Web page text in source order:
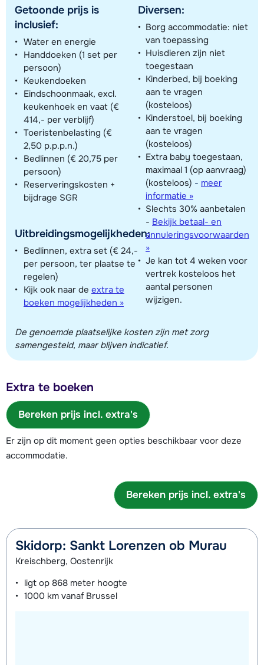
Getoonde prijs is
inclusief:
Water en energie
Handdoeken (1 set per
persoon)
Keukendoeken
Eindschoonmaak, excl.
keukenhoek en vaat (€
414,- per verblijf)
Toeristenbelasting (€
2,50 p.p.p.n.)
Bedlinnen (€ 20,75 per
persoon)
Reserveringskosten +
bijdrage SGR
Uitbreidingsmogelijkheden:
Bedlinnen, extra set (€ 24,-
per persoon, ter plaatse te
regelen)
Kijk ook naar de extra te
boeken mogelijkheden »
Diversen:
Borg accommodatie: niet
van toepassing
Huisdieren zijn niet
toegestaan
Kinderbed, bij boeking
aan te vragen
(kosteloos)
Kinderstoel, bij boeking
aan te vragen
(kosteloos)
Extra baby toegestaan,
maximaal 1 (op aanvraag)
(kosteloos) - meer
informatie »
Slechts 30% aanbetalen
- Bekijk betaal- en
annuleringsvoorwaarden
»
Je kan tot 4 weken voor
vertrek kosteloos het
aantal personen
wijzigen.
De genoemde plaatselijke kosten zijn met zorg
samengesteld, maar blijven indicatief.
Extra te boeken
Bereken prijs incl. extra's
Er zijn op dit moment geen opties beschikbaar voor deze
accommodatie.
Bereken prijs incl. extra's
Skidorp: Sankt Lorenzen ob Murau
Kreischberg, Oostenrijk
ligt op 868 meter hoogte
1000 km vanaf Brussel